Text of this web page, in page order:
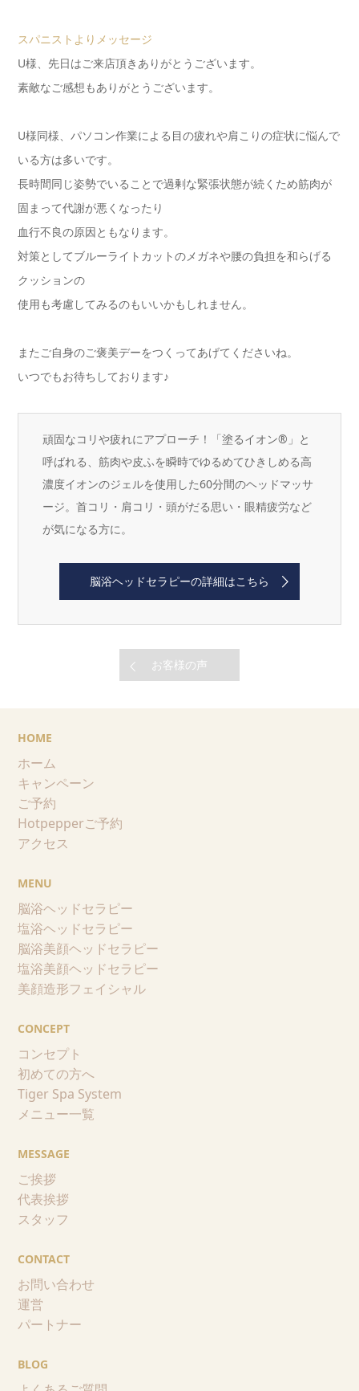
スパニストよりメッセージ
U様、先日はご来店頂きありがとうございます。
素敵なご感想もありがとうございます。
U様同様、パソコン作業による目の疲れや肩こりの症状に悩んで
いる方は多いです。
長時間同じ姿勢でいることで過剰な緊張状態が続くため筋肉が
固まって代謝が悪くなったり
血行不良の原因ともなります。
対策としてブルーライトカットのメガネや腰の負担を和らげる
クッションの
使用も考慮してみるのもいいかもしれません。
またご自身のご褒美デーをつくってあげてくださいね。
いつでもお待ちしております♪
頑固なコリや疲れにアプローチ！「塗るイオン®」と
呼ばれる、筋肉や皮ふを瞬時でゆるめてひきしめる高
濃度イオンのジェルを使用した60分間のヘッドマッサ
ージ。首コリ・肩コリ・頭がだる思い・眼精疲労など
が気になる方に。
脳浴ヘッドセラピーの詳細はこちら
お客様の声
HOME
ホーム
キャンペーン
ご予約
Hotpepperご予約
アクセス
MENU
脳浴ヘッドセラピー
塩浴ヘッドセラピー
脳浴美顔ヘッドセラピー
塩浴美顔ヘッドセラピー
美顔造形フェイシャル
CONCEPT
コンセプト
初めての方へ
Tiger Spa System
メニュー一覧
MESSAGE
ご挨拶
代表挨拶
スタッフ
CONTACT
お問い合わせ
運営
パートナー
BLOG